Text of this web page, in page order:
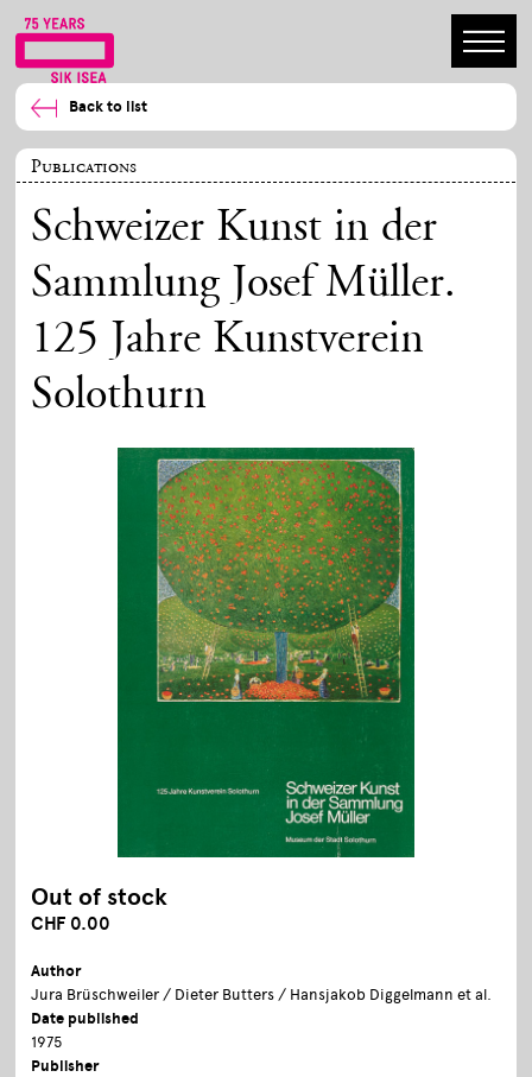
Back to list
Publications
Schweizer Kunst in der
Sammlung Josef Müller.
125 Jahre Kunstverein
Solothurn
Out of stock
CHF 0.00
Author
Jura Brüschweiler / Dieter Butters / Hansjakob Diggelmann et al.
Date published
1975
Publisher